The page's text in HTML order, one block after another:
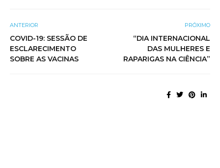
ANTERIOR
COVID-19: SESSÃO DE
ESCLARECIMENTO
SOBRE AS VACINAS
PRÓXIMO
“DIA INTERNACIONAL
DAS MULHERES E
RAPARIGAS NA CIÊNCIA”